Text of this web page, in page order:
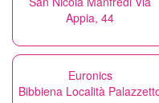
Appia, 44
Euronics
Bibbiena Località